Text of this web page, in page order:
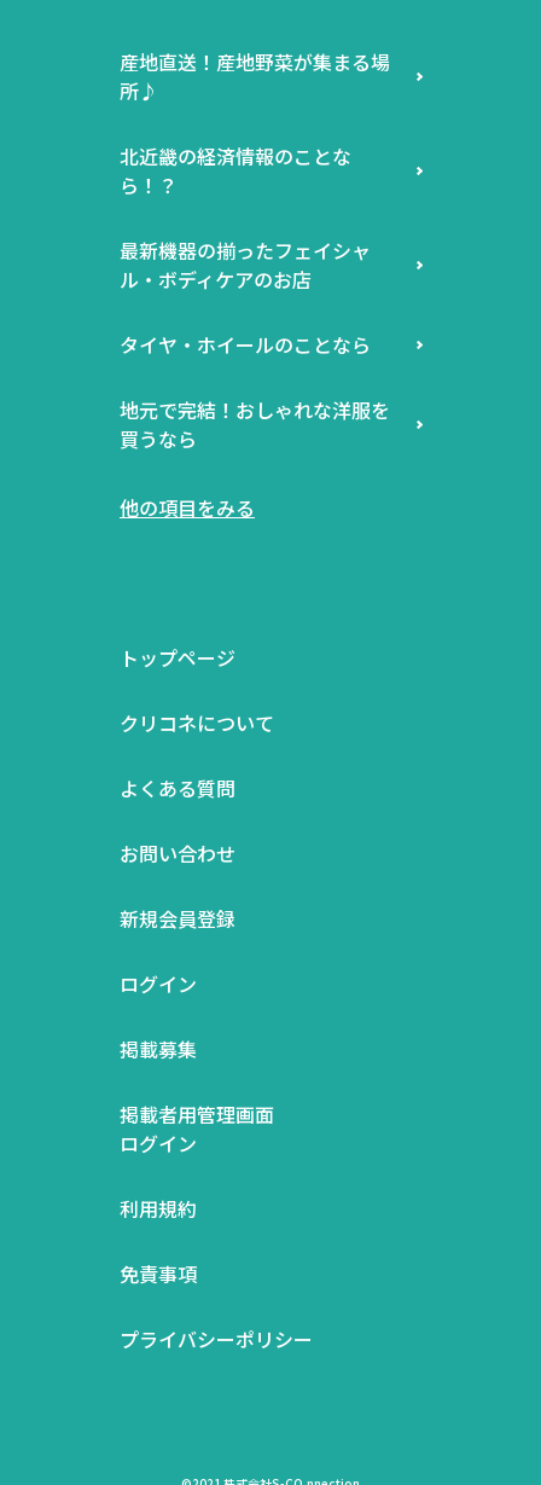
産地直送！産地野菜が集まる場
所♪
北近畿の経済情報のことな
ら！？
最新機器の揃ったフェイシャ
ル・ボディケアのお店
タイヤ・ホイールのことなら
地元で完結！おしゃれな洋服を
買うなら
他の項目をみる
トップページ
クリコネについて
よくある質問
お問い合わせ
新規会員登録
ログイン
掲載募集
掲載者用管理画面
ログイン
利用規約
免責事項
プライバシーポリシー